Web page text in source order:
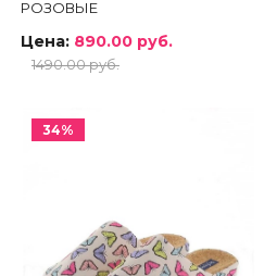
РОЗОВЫЕ
Цена: 890.00 руб.
1490.00 руб.
34%